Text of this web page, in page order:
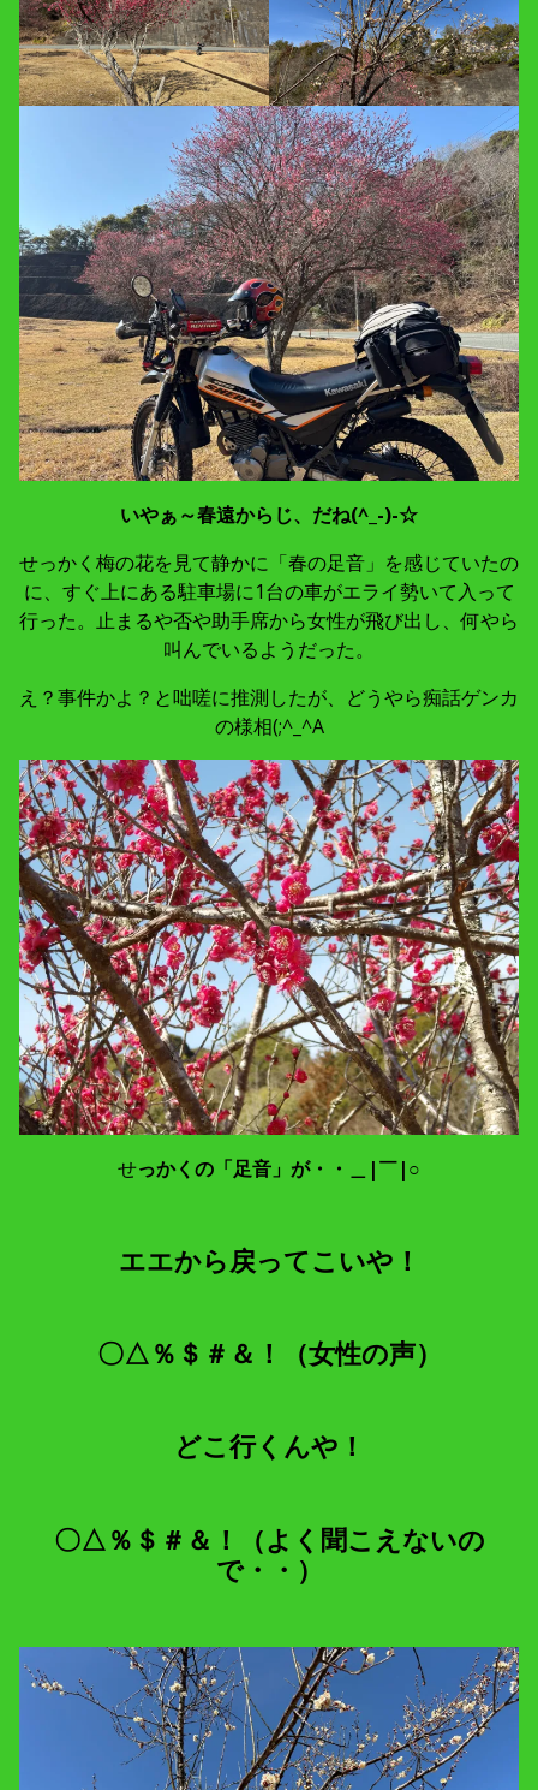
いやぁ～春遠からじ、だね(^_-)-☆
せっかく梅の花を見て静かに「春の足音」を感じていたの
に、すぐ上にある駐車場に1台の車がエライ勢いて入って
行った。止まるや否や助手席から女性が飛び出し、何やら
叫んでいるようだった。
え？事件かよ？と咄嗟に推測したが、どうやら痴話ゲンカ
の様相(;^_^A
せっかくの「足音」が・・＿|￣|○
エエから戻ってこいや！
〇△％＄＃＆！（女性の声）
どこ行くんや！
〇△％＄＃＆！（よく聞こえないの
で・・）